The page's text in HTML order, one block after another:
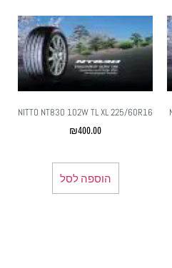
NITTO NT830 102W TL XL 225/60R16
₪400.00
הוספה לסל